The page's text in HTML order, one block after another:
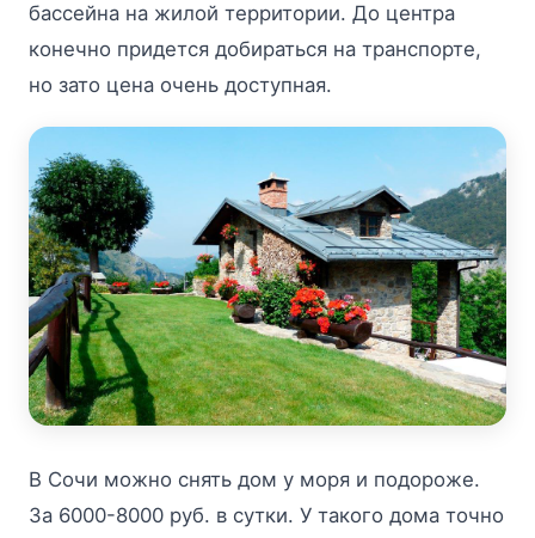
бассейна на жилой территории. До центра
конечно придется добираться на транспорте,
но зато цена очень доступная.
В Сочи можно снять дом у моря и подороже.
За 6000-8000 руб. в сутки. У такого дома точно